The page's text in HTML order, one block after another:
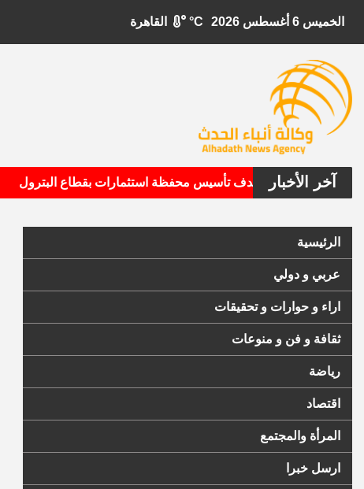
الخميس 6 أغسطس 2026 °C
آخر الأخبار
الأمريكية تستهدف تأسيس محفظة استثمارات بقطاع البترول •
الرئيسية
عربي و دولي
اراء و حوارات و تحقيقات
ثقافة و فن و منوعات
رياضة
اقتصاد
المرأة والمجتمع
ارسل خبرا